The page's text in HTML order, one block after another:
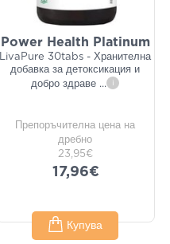
Power Health Platinum
LivaPure 30tabs - Хранителна
добавка за детоксикация и
добро здраве ... i
Препоръчителна цена на
дребно
23,95€
17,96€
Купува